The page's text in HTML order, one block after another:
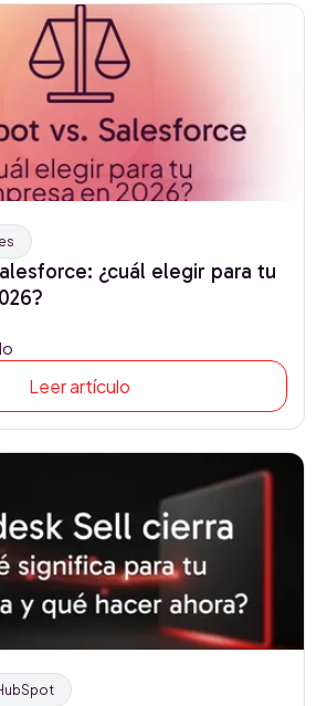
¿cuál elegir para tu
Leer artículo